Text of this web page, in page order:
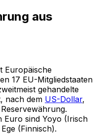
aus
Europäische
17 EU-Mitgliedstaaten
gehandelte
nach dem US-Dollar,
Euro sind Yoyo (Irisch
(Finnisch).